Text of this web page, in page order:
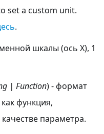
set a custom unit.
.
шкалы (ось X), 1
| Function) - формат
функция,
параметра.